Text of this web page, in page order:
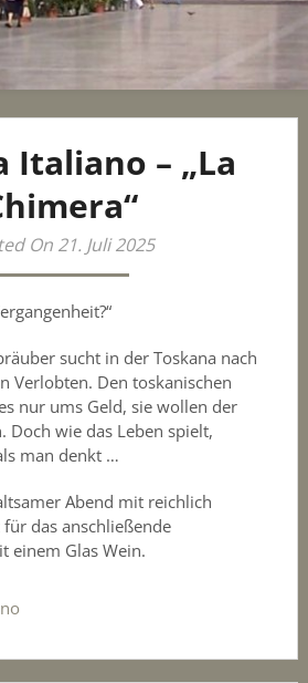
Italiano – „La
On 21. Juli 2025
sucht in der Toskana nach
Verlobten. Den toskanischen
nur ums Geld, sie wollen der
Doch wie das Leben spielt,
man denkt …
Abend mit reichlich
das anschließende
einem Glas Wein.